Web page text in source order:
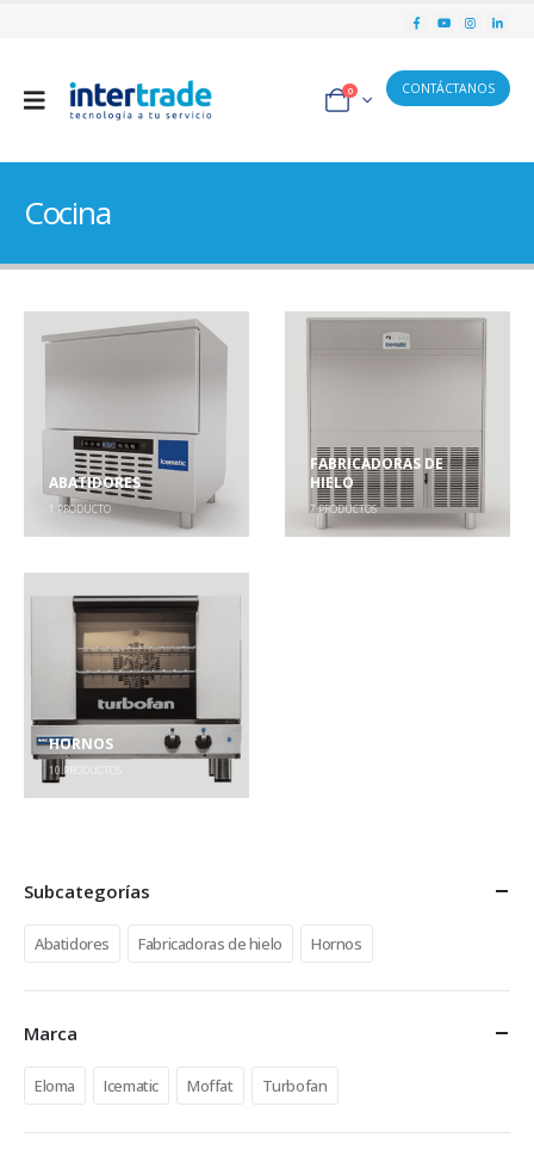
0 CONTÁCTANOS
Cocina
ABATIDORES
1 PRODUCTO
FABRICADORAS DE
HIELO
7PRODUCTOS
HORNOS
10 PRODUCTOS
Subcategorías
Abatidores Fabricadoras de hielo Hornos
Marca
Eloma Icematic Moffat Turbofan